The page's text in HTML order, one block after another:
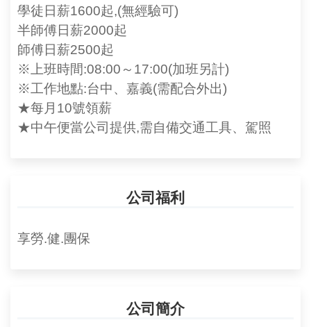
學徒日薪1600起,(無經驗可)
半師傅日薪2000起
師傅日薪2500起
※上班時間:08:00～17:00(加班另計)
※工作地點:台中、嘉義(需配合外出)
★每月10號領薪
★中午便當公司提供,需自備交通工具、駕照
公司福利
享勞.健.團保
公司簡介